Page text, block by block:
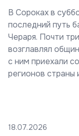
В Сороках в
последний путь
Чераря. Почти
возглавлял
с ним приехали
регионов страны
18.07.2026